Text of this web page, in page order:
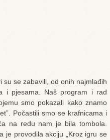
se zabavili, od onih najmlađih
i pjesama. Naš program i rad
smo pokazali kako znamo
Počastili smo se krafnicama i
na redu nam je bila tombola.
je provodila akciju „Kroz igru se